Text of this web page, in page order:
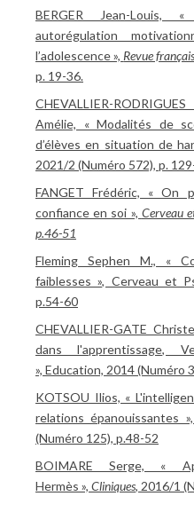
BERGER Jean-Louis,
autorégulation
l’adolescence », Revue
p. 19-36.
CHEVALLIER-
Amélie, « Modalités de
d’élèves en situation de
2021/2 (Numéro 572), p.
FANGET Frédéric, « On
confiance en soi », Cerveau
p.46-51
Fleming Sephen M., «
faiblesses », Cerveau et
p.54-60
CHEVALLIER-GATE
dans l'apprentissage,
», Education, 2014 (Numéro
KOTSOU Ilios, «
relations épanouissantes
(Numéro 125), p.48-52
BOIMARE Serge, «
Hermès », Cliniques, 2016/1